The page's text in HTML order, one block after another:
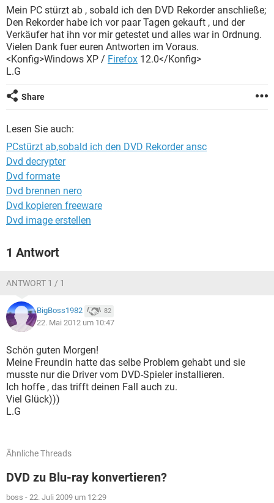
FACEBOOK HARDWARE
WINDOWS 10 INSTAGRAM
WHATSAPP TIKTOK
FACEBOOK HARDWARE
Mein PC stürzt ab , sobald ich den DVD Rekorder anschließe;
Den Rekorder habe ich vor paar Tagen gekauft , und der
Verkäufer hat ihn vor mir getestet und alles war in Ordnung.
Vielen Dank fuer euren Antworten im Voraus.
<Konfig>Windows XP / Firefox 12.0</Konfig>
L.G
Share
Lesen Sie auch:
PCstürzt ab,sobald ich den DVD Rekorder ansc
Dvd decrypter
Dvd formate
Dvd brennen nero
Dvd kopieren freeware
Dvd image erstellen
1 Antwort
ANTWORT 1 / 1
BigBoss1982 82
22. Mai 2012 um 10:47
Schön guten Morgen!
Meine Freundin hatte das selbe Problem gehabt und sie
musste nur die Driver vom DVD-Spieler installieren.
Ich hoffe , das trifft deinen Fall auch zu.
Viel Glück)))
L.G
Ähnliche Threads
DVD zu Blu-ray konvertieren?
boss - 22. Juli 2009 um 12:29